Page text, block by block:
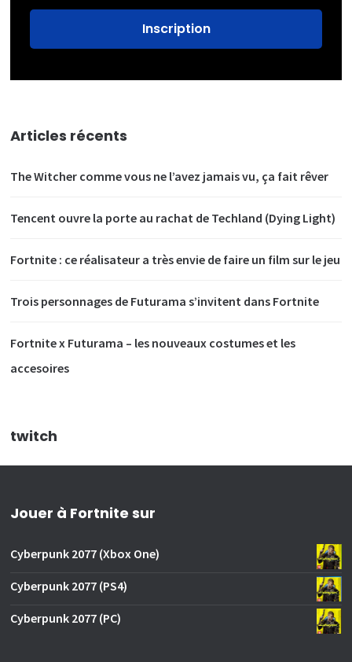
Articles récents
The Witcher comme vous ne l’avez jamais vu, ça fait rêver
Tencent ouvre la porte au rachat de Techland (Dying Light)
Fortnite : ce réalisateur a très envie de faire un film sur le jeu
Trois personnages de Futurama s’invitent dans Fortnite
Fortnite x Futurama – les nouveaux costumes et les
accesoires
twitch
Jouer à Fortnite sur
Cyberpunk 2077 (Xbox One)
Cyberpunk 2077 (PS4)
Cyberpunk 2077 (PC)